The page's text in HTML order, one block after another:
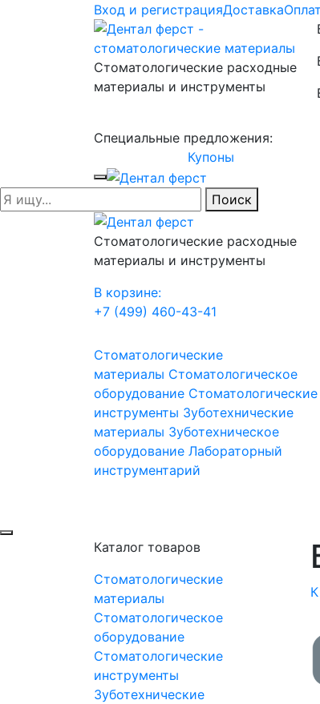
Вход и регистрацияДоставка
Стоматологические расходные
материалы и инструменты
Специальные предложения:
Купоны
Поиск
Стоматологические расходные
материалы и инструменты
В корзине:
+7 (499) 460-43-41
Стоматологические
материалы Стоматологическое
оборудование Стоматологические
инструменты Зуботехнические
материалы Зуботехническое
оборудование Лабораторный
инструментарий
Каталог товаров
Стоматологические
материалы
Стоматологическое
оборудование
Стоматологические
инструменты
Зуботехнические